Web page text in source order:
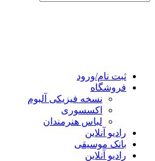
ثبت نام/ورود
فروشگاه
نسخه فیزیکی آلبوم
اکسسوری
لباس هنرمندان
رادیو آنلاین
بانک موسیقی
رادیو آنلاین